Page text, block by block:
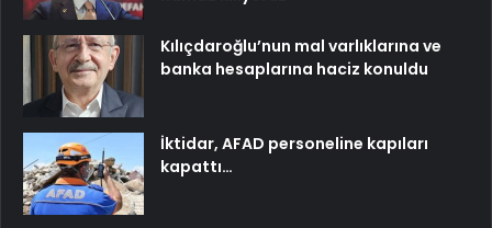
Kılıçdaroğlu’nun mal varlıklarına ve
banka hesaplarına haciz konuldu
İktidar, AFAD personeline kapıları
kapattı…